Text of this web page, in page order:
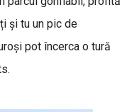
și tu un pic de
pot încerca o tură